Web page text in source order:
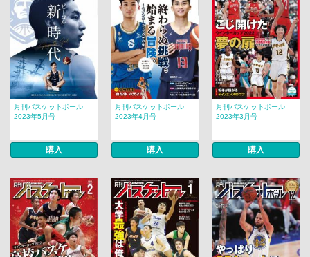
月刊バスケットボール
2023年5月号
購入
月刊バスケットボール
2023年4月号
購入
月刊バスケットボール
2023年3月号
購入